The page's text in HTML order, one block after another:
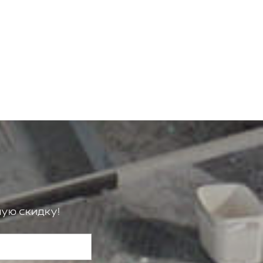
скидку!